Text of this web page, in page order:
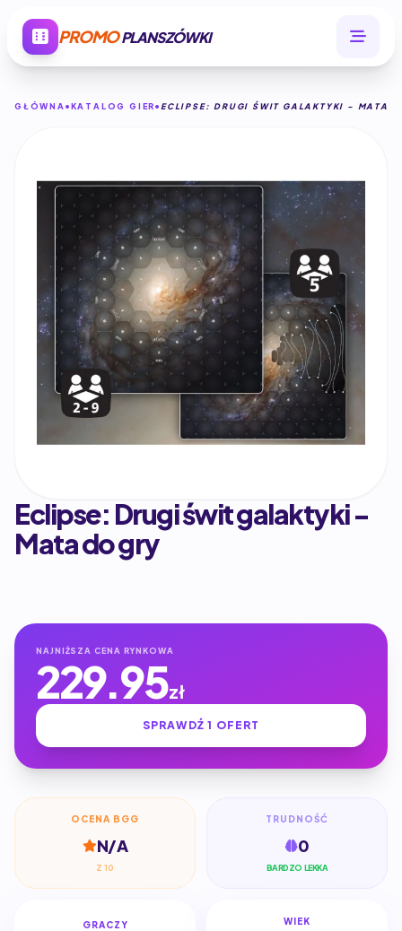
PROMOPLANSZÓWKI
GŁÓWNA KATALOG GIER ECLIPSE: DRUGI ŚWIT GALAKTYKI - MATA
Eclipse: Drugi świt galaktyki -
Mata do gry
NAJNIŻSZA CENA RYNKOWA
229.95zł
SPRAWDŹ 1 OFERT
OCENA BGG
N/A
Z 10
TRUDNOŚĆ
0
BARDZO LEKKA
GRACZY WIEK